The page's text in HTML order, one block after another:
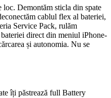
loc. Demontăm sticla din spate
cablul flex al bateriei,
Service Pack, rulăm
direct din meniul iPhone-
și autonomia. Nu se
îți păstrează full Battery